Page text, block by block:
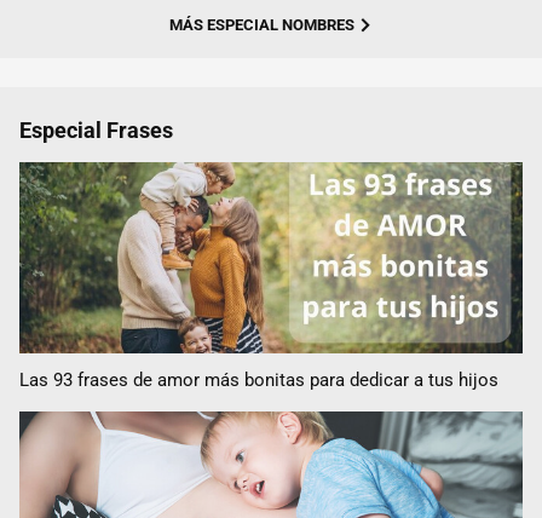
MÁS ESPECIAL NOMBRES
Especial Frases
Las 93 frases de amor más bonitas para dedicar a tus hijos